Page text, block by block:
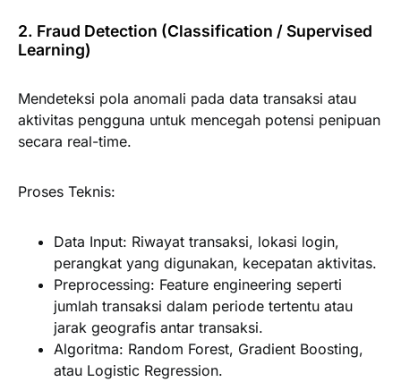
2. Fraud Detection (Classification / Supervised
Learning)
Mendeteksi pola anomali pada data transaksi atau
aktivitas pengguna untuk mencegah potensi penipuan
secara real-time.
Proses Teknis:
Data Input: Riwayat transaksi, lokasi login,
perangkat yang digunakan, kecepatan aktivitas.
Preprocessing: Feature engineering seperti
jumlah transaksi dalam periode tertentu atau
jarak geografis antar transaksi.
Algoritma: Random Forest, Gradient Boosting,
atau Logistic Regression.